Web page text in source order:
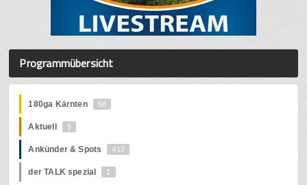
Programmübersicht
180ga Kärnten 68
Aktuell 5
Ankünder & Spots 417
der TALK spezial 1